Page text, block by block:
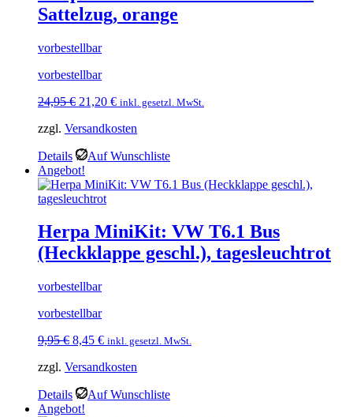
Sattelzug, orange
vorbestellbar
vorbestellbar
24,95€ Ursprünglicher
war:
21,20 €Aktueller
ist:
inkl. gesetzl. MwSt.
zzgl. Versandkosten
Details
Auf Wunschliste
Angebot!
Herpa MiniKit: VW T6.1 Bus
(Heckklappe geschl.), tagesleuchtrot
vorbestellbar
vorbestellbar
9,95€ Ursprünglicher
war:
8,45 €Aktueller
ist:
inkl. gesetzl. MwSt.
zzgl. Versandkosten
Details
Auf Wunschliste
Angebot!